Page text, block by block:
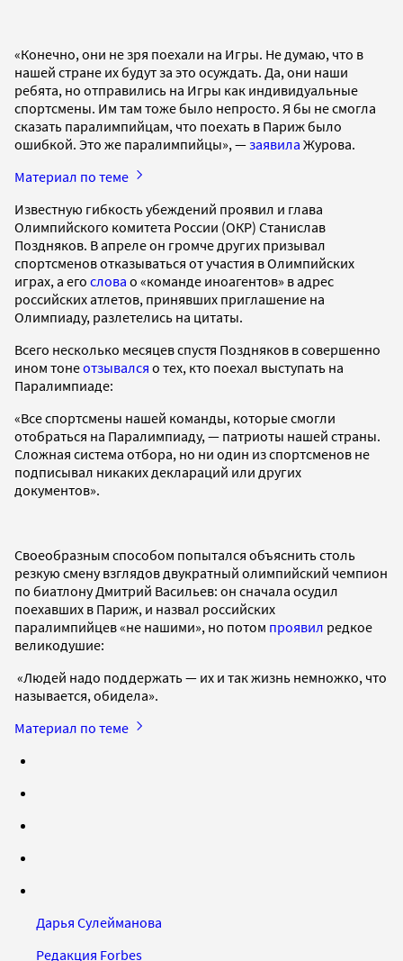
«Конечно, они не зря поехали на Игры. Не думаю, что в
нашей стране их будут за это осуждать. Да, они наши
ребята, но отправились на Игры как индивидуальные
спортсмены. Им там тоже было непросто. Я бы не смогла
сказать паралимпийцам, что поехать в Париж было
ошибкой. Это же паралимпийцы», —заявила Журова.
Материал по теме
Известную гибкость убеждений проявил и глава
Олимпийского комитета России (ОКР) Станислав
Поздняков. В апреле он громче других призывал
спортсменов отказываться от участия в Олимпийских
играх, а его слова о «команде иноагентов» в адрес
российских атлетов, принявших приглашение на
Олимпиаду, разлетелись на цитаты.
Всего несколько месяцев спустя Поздняков в совершенно
ином тонеотзывался о тех, кто поехал выступать на
Паралимпиаде:
«Все спортсмены нашей команды, которые смогли
отобраться на Паралимпиаду, — патриоты нашей страны.
Сложная система отбора, но ни один из спортсменов не
подписывал никаких деклараций или других
документов».
Своеобразным способом попытался объяснить столь
резкую смену взглядов двукратный олимпийский чемпион
по биатлону Дмитрий Васильев: он сначала осудил
поехавших в Париж, и назвал российских
паралимпийцев «не нашими», но потом проявил редкое
великодушие:
«Людей надо поддержать — их и так жизнь немножко, что
называется, обидела».
Материал по теме
Дарья Сулейманова
Редакция Forbes